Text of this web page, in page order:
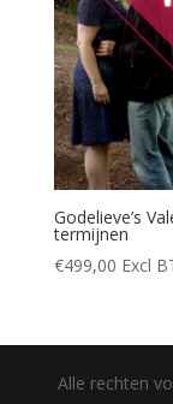
Godelieve’s
termijnen
€499,00 Excl
Alle rechten